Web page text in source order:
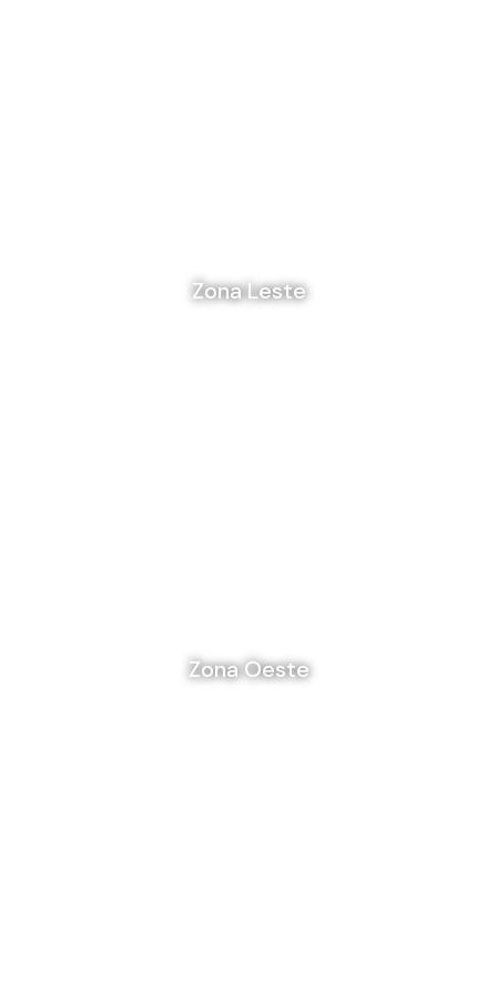
Zona Leste
Zona Oeste